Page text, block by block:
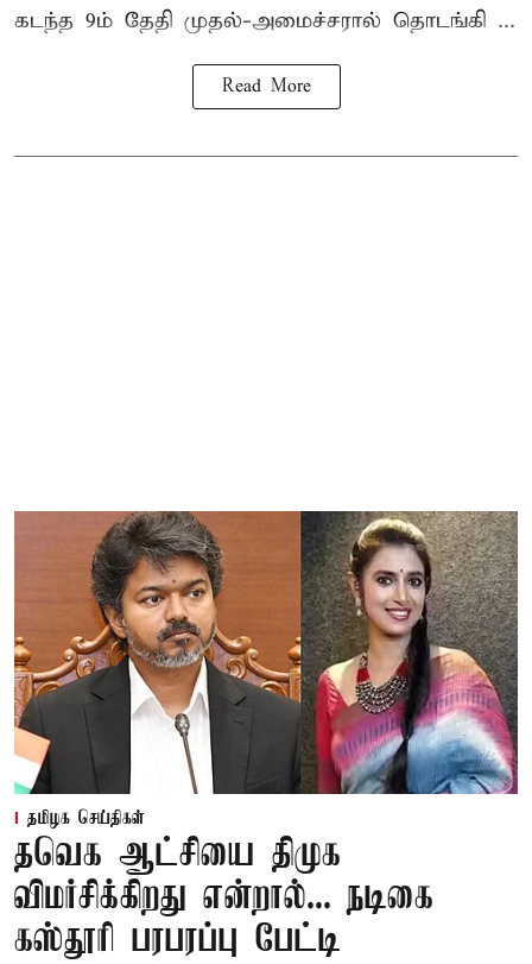
கடந்த 9ம் தேதி முதல்-அமைச்சரால் தொடங்கி ...
Read More
தமிழக செய்திகள்
தவெக ஆட்சியை திமுக
விமர்சிக்கிறது என்றால்... நடிகை
கஸ்தூரி பரபரப்பு பேட்டி